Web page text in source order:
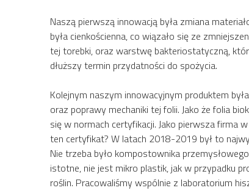
Naszą pierwszą innowacją była zmiana
była cienkościenna, co wiązało się ze
tej torebki, oraz warstwę bakteriostatyczną,
dłuższy termin przydatności do spożycia.
Kolejnym naszym innowacyjnym produktem
oraz poprawy mechaniki tej folii. Jako że folia
się w normach certyfikacji. Jako pierwsza firma
ten certyfikat? W latach 2018-2019 był to
Nie trzeba było kompostownika
istotne, nie jest mikro plastik, jak w przypadku
roślin. Pracowaliśmy wspólnie z laboratorium